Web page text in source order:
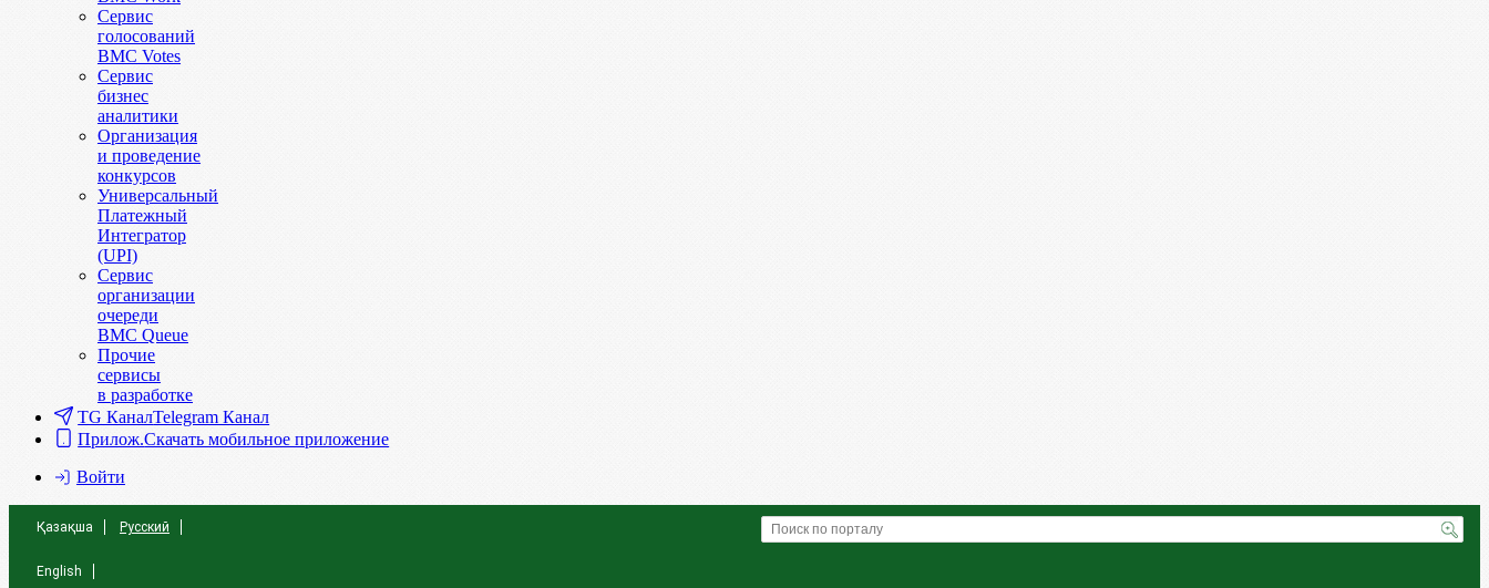
Сервис
голосований
BMC Votes
Сервис
бизнес
аналитики
Организация
и проведение
конкурсов
Универсальный
Платежный
Интегратор
(UPI)
Сервис
организации
очереди
BMC Queue
Прочие
сервисы
в разработке
TG КаналTelegram Канал
Прилож.Скачать мобильное приложение
Войти
Қазақша Русский
English